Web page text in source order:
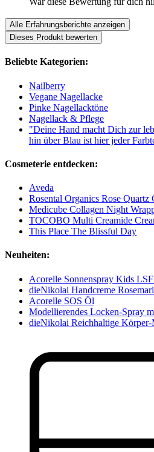
Alle Erfahrungsberichte anzeigen
Dieses Produkt bewerten
Beliebte Kategorien:
Nailberry
Vegane Nagellacke
Pinke Nagellacktöne
Nagellack & Pflege
"Deine Hand macht Dich zur
hin über Blau ist hier jeder
Cosmeterie entdecken:
Aveda
Rosental Organics Rose Quartz
Medicube Collagen Night
TOCOBO Multi Creamide
This Place The Blissful Day
Neuheiten:
Acorelle Sonnenspray Kids
dieNikolai Handcreme
Acorelle SOS Öl
Modellierendes Locken-Spray
dieNikolai Reichhaltige